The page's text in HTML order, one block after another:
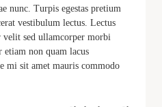
nunc. Turpis egestas pretium
vestibulum lectus. Lectus
sed ullamcorper morbi
non quam lacus
mi sit amet mauris commodo